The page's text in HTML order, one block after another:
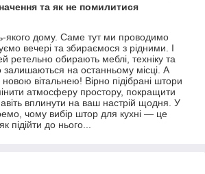
та як не помилитися
якого дому. Саме тут ми проводимо
вечері та збираємося з рідними. І
ретельно обирають меблі, техніку та
залишаються на останньому місці. А
вітальнею! Вірно підібрані штори
атмосферу простору, покращити
вплинути на ваш настрій щодня. У
чому вибір штор для кухні — це
підійти до нього...